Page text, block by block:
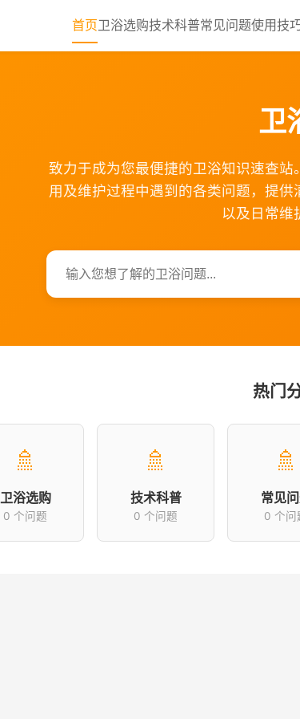
首页卫浴选购技术科普常见问题使用技
卫
致力于成为您最便捷的卫浴知识速查
用及维护过程中遇到的各类问题，提
以及日常维
热门
🚿
卫浴选购
0 个问题
🚿
技术科普
0 个问题
🚿
常见
0 个问